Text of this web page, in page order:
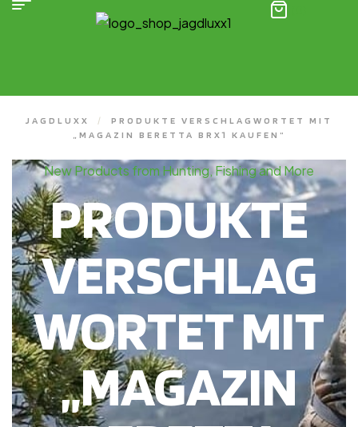
JAGDLUXX /
PRODUKTE VERSCHLAGWORTET MIT
„MAGAZIN BERETTA BRX1 KAUFEN“
New Products from Hunting, Fishing and More
PRODUKTE
VERSCHLAG
WORTET MIT
„MAGAZIN